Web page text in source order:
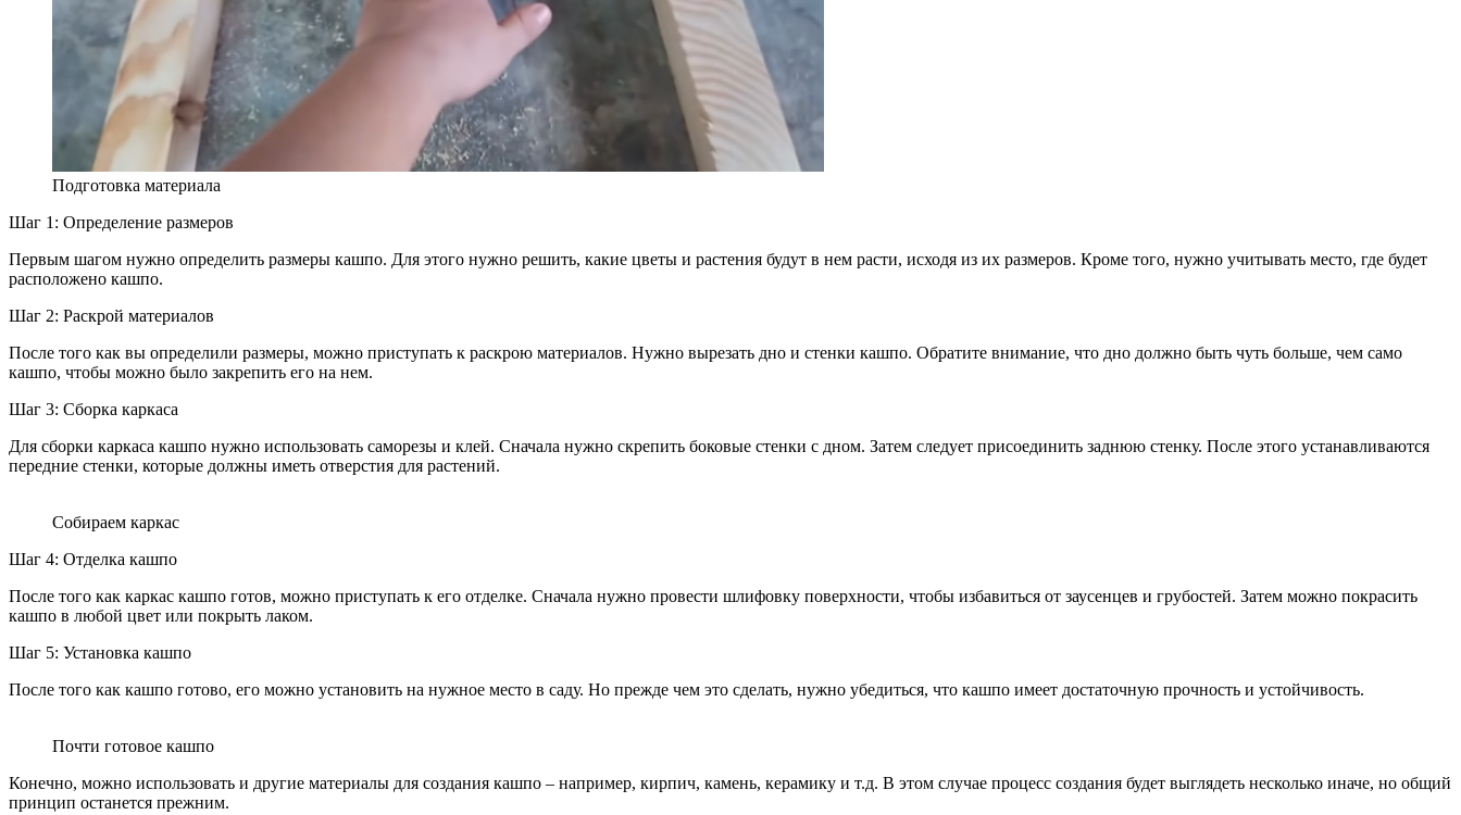
Подготовка материала
Шаг 1: Определение размеров
Первым шагом нужно определить размеры кашпо. Для этого нужно решить, какие цветы и растения будут в нем расти, исходя из их размеров. Кроме того, нужно учитывать место, где будет
расположено кашпо.
Шаг 2: Раскрой материалов
После того как вы определили размеры, можно приступать к раскрою материалов. Нужно вырезать дно и стенки кашпо. Обратите внимание, что дно должно быть чуть больше, чем само
кашпо, чтобы можно было закрепить его на нем.
Шаг 3: Сборка каркаса
Для сборки каркаса кашпо нужно использовать саморезы и клей. Сначала нужно скрепить боковые стенки с дном. Затем следует присоединить заднюю стенку. После этого устанавливаются
передние стенки, которые должны иметь отверстия для растений.
Собираем каркас
Шаг 4: Отделка кашпо
После того как каркас кашпо готов, можно приступать к его отделке. Сначала нужно провести шлифовку поверхности, чтобы избавиться от заусенцев и грубостей. Затем можно покрасить
кашпо в любой цвет или покрыть лаком.
Шаг 5: Установка кашпо
После того как кашпо готово, его можно установить на нужное место в саду. Но прежде чем это сделать, нужно убедиться, что кашпо имеет достаточную прочность и устойчивость.
Почти готовое кашпо
Конечно, можно использовать и другие материалы для создания кашпо – например, кирпич, камень, керамику и т.д. В этом случае процесс создания будет выглядеть несколько иначе, но общий
принцип останется прежним.